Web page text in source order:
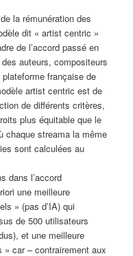
la rémunération des
dit « artist centric »
de l’accord passé en
auteurs, compositeurs
française de
artist centric est de
de différents critères,
plus équitable que le
chaque streama la même
sont calculées au
dans l’accord
une meilleure
» (pas d’IA) qui
de 500 utilisateurs
et une meilleure
car – contrairement aux